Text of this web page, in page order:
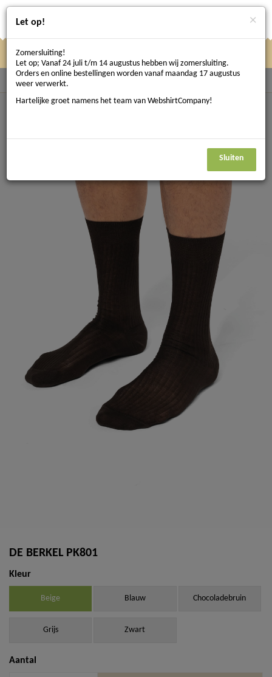
hier
Terug naar Accessoires
DE BERKEL PK801
Kleur
Beige Blauw Chocoladebruin
Grijs Zwart
Aantal
Let op! ×
Zomersluiting!
Let op; Vanaf 24 juli t/m 14 augustus hebben wij zomersluiting.
Orders en online bestellingen worden vanaf maandag 17 augustus
weer verwerkt.
Hartelijke groet namens het team van WebshirtCompany!
Sluiten